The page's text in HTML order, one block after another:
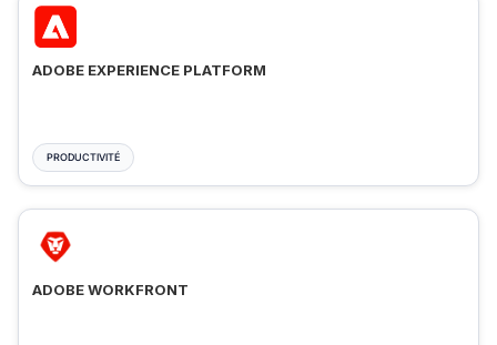
ADOBE EXPERIENCE PLATFORM
PRODUCTIVITÉ
ADOBE WORKFRONT